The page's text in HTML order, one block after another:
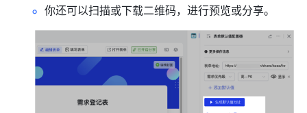
你还可以扫描或下载二维码，进行预览或分享。